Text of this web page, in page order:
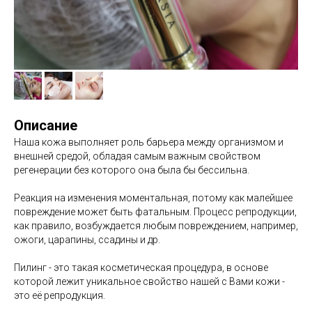
Описание
Наша кожа выполняет роль барьера между организмом и
внешней средой, обладая самым важным свойством
регенерации без которого она была бы бессильна.
Реакция на изменения моментальная, потому как малейшее
повреждение может быть фатальным. Процесс репродукции,
как правило, возбуждается любым повреждением, например,
ожоги, царапины, ссадины и др.
Пилинг - это такая косметическая процедура, в основе
которой лежит уникальное свойство нашей с Вами кожи -
это её репродукция.